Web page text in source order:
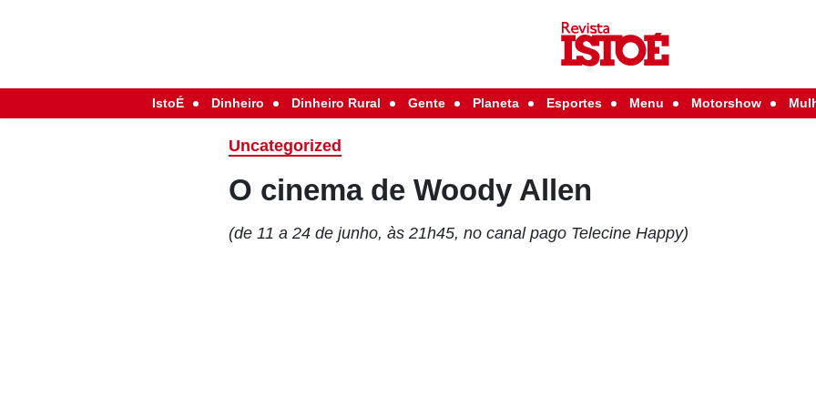
IstoÉ Dinheiro Dinheiro Rural Gente Planeta Esportes Menu Motorshow
Uncategorized
O cinema de Woody Allen
(de 11 a 24 de junho, às 21h45, no canal pago Telecine Happy)